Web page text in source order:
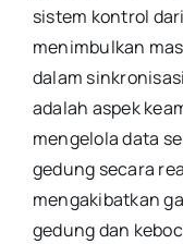
sistem kontrol
menimbulkan
dalam
adalah aspek
mengelola data
gedung secara
mengakibatkan
gedung dan